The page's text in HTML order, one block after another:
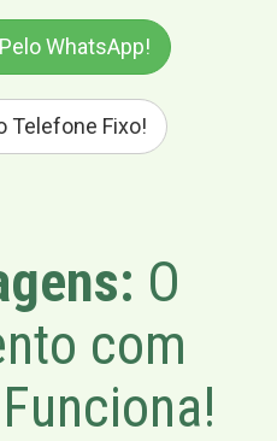
WhatsApp!
Telefone Fixo!
O
com